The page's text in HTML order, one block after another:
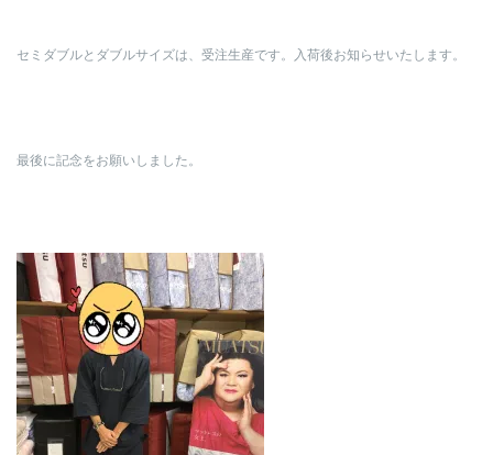
セミダブルとダブルサイズは、受注生産です。入荷後お知らせいたします。
最後に記念をお願いしました。